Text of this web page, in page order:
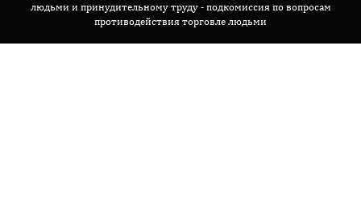
людьми и принудительному труду - подкомиссия по вопросам
противодействия торговле людьми